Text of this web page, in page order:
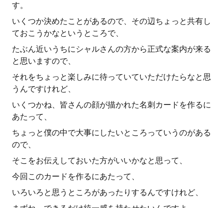
す。
いくつか決めたことがあるので、その辺ちょっと共有し
ておこうかなというところで、
たぶん近いうちにシャルさんの方から正式な案内が来る
と思いますので、
それをちょっと楽しみに待っていていただけたらなと思
うんですけれど、
いくつかね、皆さんの顔が描かれた名刺カードを作るに
あたって、
ちょっと僕の中で大事にしたいところっていうのがある
ので、
そこをお伝えしておいた方がいいかなと思って、
今回このカードを作るにあたって、
いろいろと思うところがあったりするんですけれど、